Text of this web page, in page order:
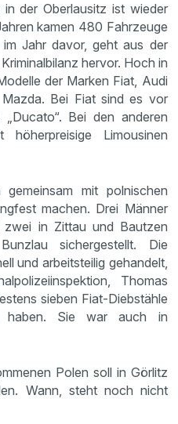
der Oberlausitz ist wieder
kamen 480 Fahrzeuge
Jahr davor, geht aus der
hervor. Hoch in
der Marken Fiat, Audi
Bei Fiat sind es vor
Bei den anderen
Limousinen
mit polnischen
machen. Drei Männer
zwei in Zittau und Bautzen
sichergestellt. Die
und arbeitsteilig gehandelt,
Thomas
sieben Fiat-Diebstähle
haben. Sie war auch in
Polen soll in Görlitz
Wann, steht noch nicht